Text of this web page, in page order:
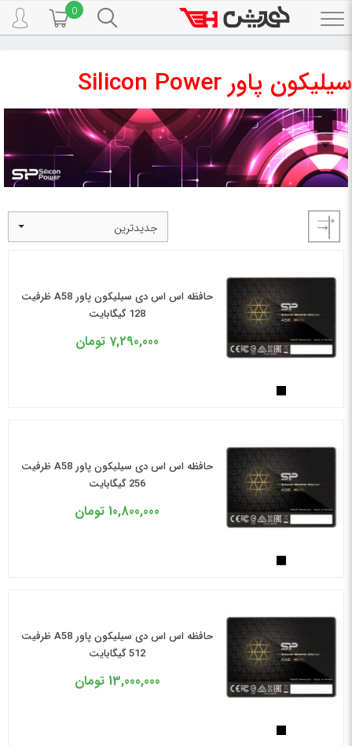
Toggle
navigation
0
سیلیکون پاور Silicon Power
جدیدترین
حافظه اس اس دی سیلیکون پاور A58 ظرفیت
128 گیگابایت
7,290,000 تومان
حافظه اس اس دی سیلیکون پاور A58 ظرفیت
256 گیگابایت
10,800,000 تومان
حافظه اس اس دی سیلیکون پاور A58 ظرفیت
512 گیگابایت
13,000,000 تومان